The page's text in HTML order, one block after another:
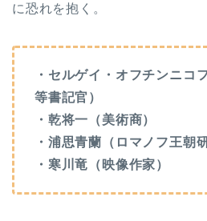
に恐れを抱く。
・セルゲイ・オフチンニコ
等書記官）
・乾将一（美術商）
・浦思青蘭（ロマノフ王朝
・寒川竜（映像作家）